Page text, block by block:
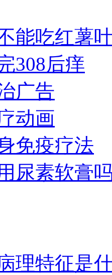
能吃红薯
308后痒
广告
动画
免疫疗法
尿素软膏
理特征是